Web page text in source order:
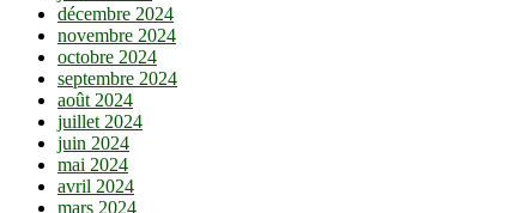
décembre 2024
novembre 2024
octobre 2024
septembre 2024
août 2024
juillet 2024
juin 2024
mai 2024
avril 2024
mars 2024